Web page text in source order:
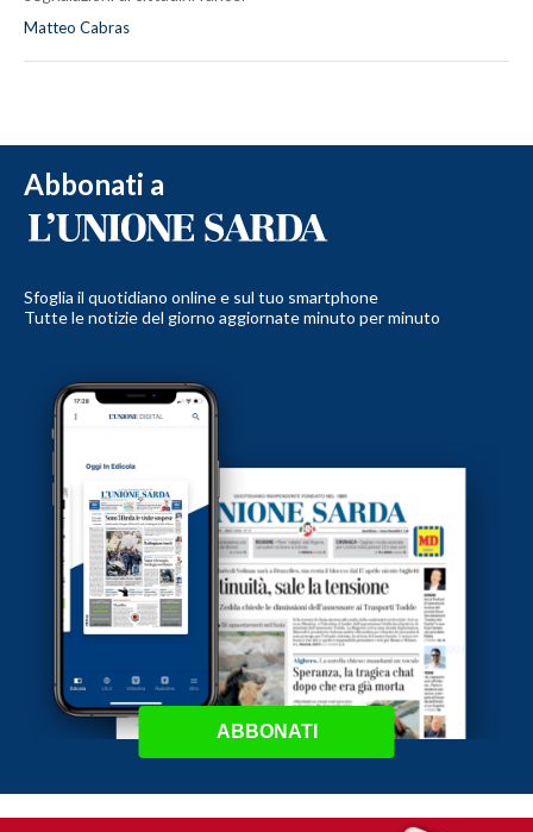
Matteo Cabras
Abbonati a
Sfoglia il quotidiano online e sul tuo smartphone
Tutte le notizie del giorno aggiornate minuto per minuto
ABBONATI